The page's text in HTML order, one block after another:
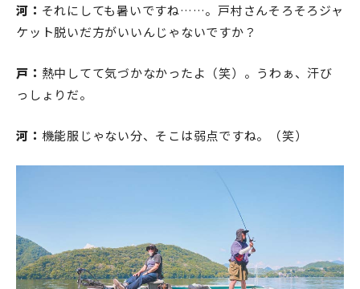
河： それにしても暑いですね……。戸村さんそろそろジャ
ケット脱いだ方がいいんじゃないですか？
戸： 熱中してて気づかなかったよ（笑）。うわぁ、汗び
っしょりだ。
河： 機能服じゃない分、そこは弱点ですね。（笑）